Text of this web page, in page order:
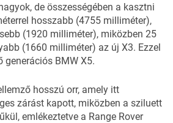
de összességében a kasztni
hosszabb (4755 milliméter),
(1920 milliméter), miközben 25
(1660 milliméter) az új X3. Ezzel
generációs BMW X5.
hosszú orr, amely itt
zárást kapott, miközben a sziluett
emlékeztetve a Range Rover